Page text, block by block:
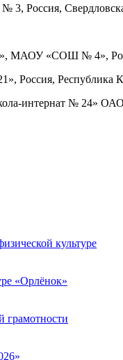
Россия,
МАОУ «СОШ № 4»,
Республика
интернат № 24» ОАО
культуре
«Орлёнок»
грамотности